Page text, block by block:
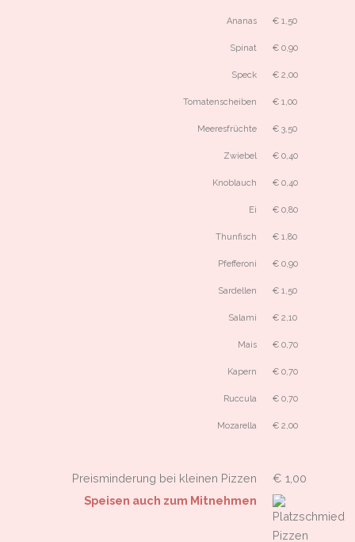
Ananas € 1,50
Spinat € 0,90
Speck € 2,00
Tomatenscheiben € 1,00
Meeresfrüchte € 3,50
Zwiebel € 0,40
Knoblauch € 0,40
Ei € 0,80
Thunfisch € 1,80
Pfefferoni € 0,90
Sardellen € 1,50
Salami € 2,10
Mais € 0,70
Kapern € 0,70
Ruccula € 0,70
Mozarella € 2,00
Preisminderung bei kleinen Pizzen
€ 1,00
Speisen auch zum Mitnehmen